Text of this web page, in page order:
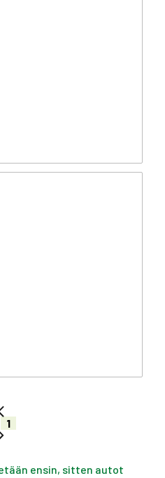
1
ensin, sitten autot